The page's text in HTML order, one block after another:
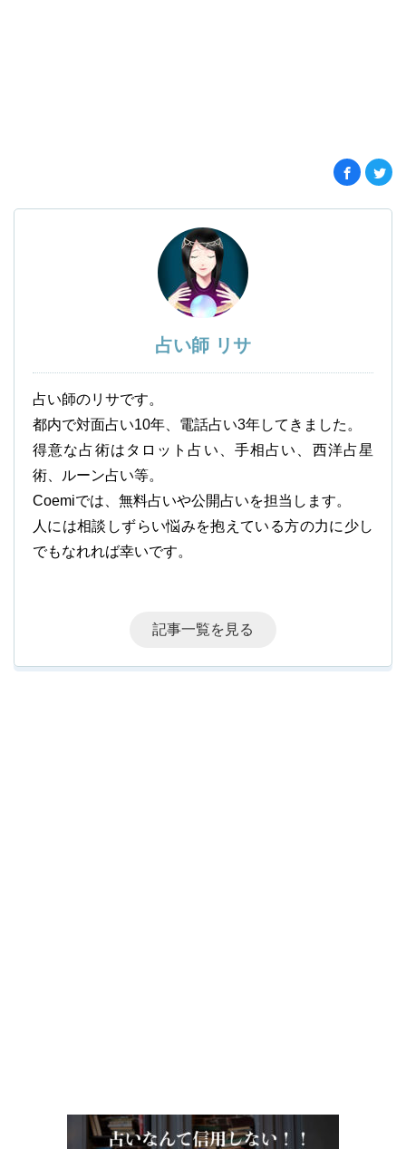
占い師 リサ
占い師のリサです。
都内で対面占い10年、電話占い3年してきました。
得意な占術はタロット占い、手相占い、西洋占星
術、ルーン占い等。
Coemiでは、無料占いや公開占いを担当します。
人には相談しずらい悩みを抱えている方の力に少し
でもなれれば幸いです。
記事一覧を見る